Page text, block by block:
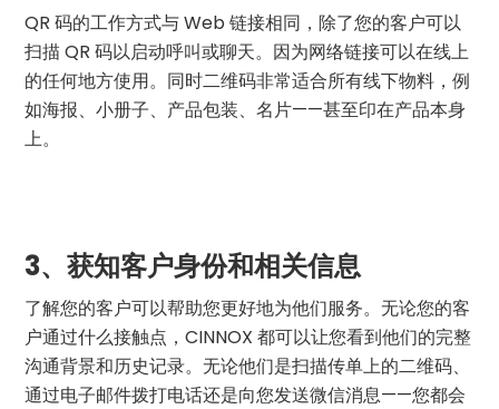
QR 码的工作方式与 Web 链接相同，除了您的客户可以
扫描 QR 码以启动呼叫或聊天。因为网络链接可以在线上
的任何地方使用。同时二维码非常适合所有线下物料，例
如海报、小册子、产品包装、名片——甚至印在产品本身
上。
3、获知客户身份和相关信息
了解您的客户可以帮助您更好地为他们服务。无论您的客
户通过什么接触点，CINNOX 都可以让您看到他们的完整
沟通背景和历史记录。无论他们是扫描传单上的二维码、
通过电子邮件拨打电话还是向您发送微信消息——您都会